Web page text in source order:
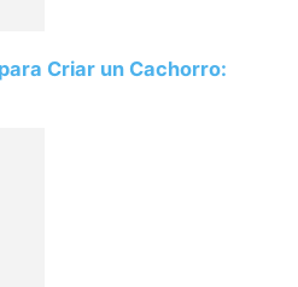
Criar un Cachorro: